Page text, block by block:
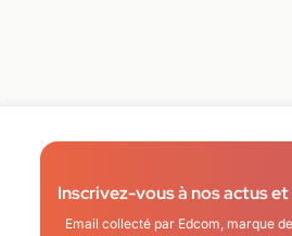
Inscrivez-vous à nos actus
Email collecté par Edcom, marque